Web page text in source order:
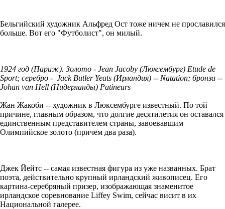
Бельгийский художник Альфред Ост тоже ничем не прославился
больше. Вот его "Футболист", он милый.
1924 год (Париж). Золото - Jean Jacoby (Люксембург) Etude de
Sport; серебро - Jack Butler Yeats (Ирландия) -- Natation; бронза --
Johan van Hell (Нидерланды) Patineurs
Жан Жакоби -- художник в Люксембурге известный. По той
причине, главным образом, что долгие десятилетия он оставался
единственным представителем страны, завоевавшим
Олимпийское золото (причем два раза).
Джек Йейтс -- самая известная фигура из уже названных. Брат
поэта, действительно крупный ирландский живописец. Его
картина-серебряный призер, изображающая знаменитое
ирландское соревнование Liffey Swim, сейчас висит в их
Национальной галерее.